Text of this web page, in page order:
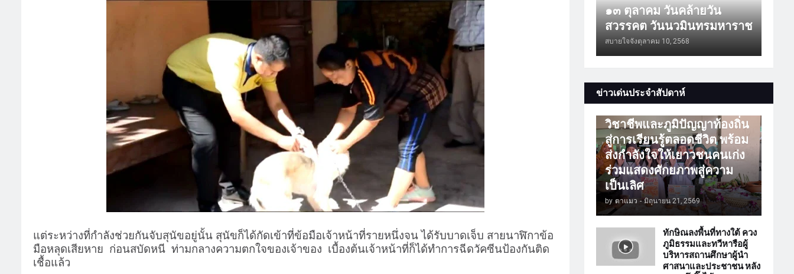
แต่ระหว่างที่กำลังช่วยกันจับสุนัขอยู่นั้น สุนัขก็ได้กัดเข้าที่ข้อมือเจ้าหน้าที่รายหนึ่งจน ได้รับบาดเจ็บ สายนาฬิกาข้อ
มือหลุดเสียหาย ก่อนสบัดหนี ท่ามกลางความตกใจของเจ้าของ เบื้องต้นเจ้าหน้าที่ก็ได้ทำการฉีดวัคซีนป้องกันติด
เชื้อแล้ว
๑๓ ตุลาคม วันคล้ายวัน
สวรรคต วันนวมินทรมหาราช
สบายใจจังตุลาคม 10, 2568
ข่าวเด่นประจำสัปดาห์
การศึกษา
วิชาชีพและภูมิปัญญาท้องถิ่น
สู่การเรียนรู้ตลอดชีวิต พร้อม
ส่งกำลังใจให้เยาวชนคนเก่ง
ร่วมแสดงศักยภาพสู่ความ
เป็นเลิศ
by ตาแมว - มิถุนายน 21, 2569
ทักษิณลงพื้นที่ทางใต้ ควง
ภูมิธรรมและทวีหารือผู้
บริหารสถานศึกษาผู้นำ
ศาสนาและประชาชน หลัง